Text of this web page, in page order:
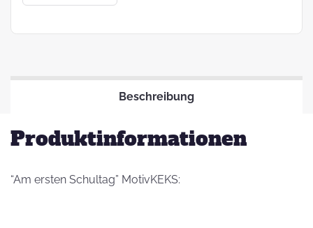
Beschreibung
Produktinformationen
“Am ersten Schultag” MotivKEKS: